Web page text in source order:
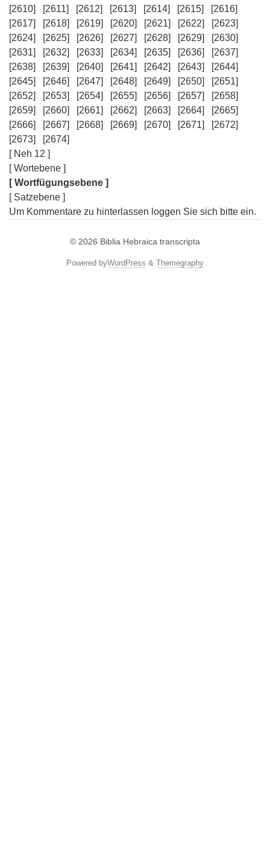
[2610]
[2611] [2612] [2613] [2614] [2615]
[2616]
[2617]
[2618] [2619] [2620] [2621] [2622]
[2623]
[2624]
[2625] [2626] [2627] [2628] [2629]
[2630]
[2631]
[2632] [2633] [2634] [2635] [2636]
[2637]
[2638]
[2639] [2640] [2641] [2642] [2643]
[2644]
[2645]
[2646] [2647] [2648] [2649] [2650]
[2651]
[2652]
[2653] [2654] [2655] [2656] [2657]
[2658]
[2659]
[2660] [2661] [2662] [2663] [2664]
[2665]
[2666]
[2667] [2668] [2669] [2670] [2671]
[2672]
[2673]
[2674]
[ Neh 12 ]
[ Wortebene ]
[ Wortfügungsebene ]
[ Satzebene ]
Um Kommentare zu hinterlassen loggen Sie sich bitte ein.
© 2026 Biblia Hebraica transcripta
Powered byWordPress & Themegraphy